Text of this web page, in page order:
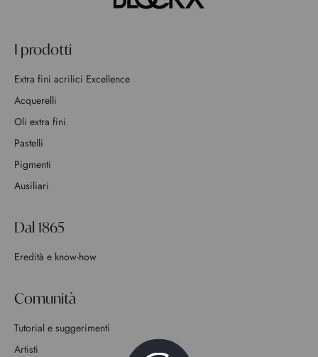
I prodotti
Extra fini acrilici Excellence
Acquerelli
Oli extra fini
Pastelli
Pigmenti
Ausiliari
Dal 1865
Eredità e know-how
Comunità
Tutorial e suggerimenti
Artisti